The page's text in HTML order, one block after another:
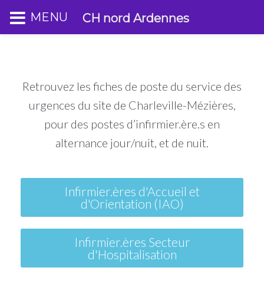
Retrouvez les fiches de poste du service des
urgences du site de Charleville-Mézières,
pour des postes d’infirmier.ère.s en
alternance jour/nuit, et de nuit.
Infirmier.ères d'Accueil et
d'Orientation (IAO)
Infirmier.ères Secteur
d'Hospitalisation
MENU CH nord Ardennes